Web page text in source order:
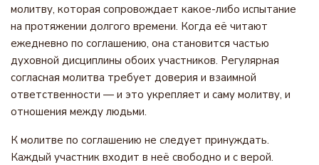
молитву, которая сопровождает какое-либо испытание
на протяжении долгого времени. Когда её читают
ежедневно по соглашению, она становится частью
духовной дисциплины обоих участников. Регулярная
согласная молитва требует доверия и взаимной
ответственности — и это укрепляет и саму молитву, и
отношения между людьми.
К молитве по соглашению не следует принуждать.
Каждый участник входит в неё свободно и с верой.